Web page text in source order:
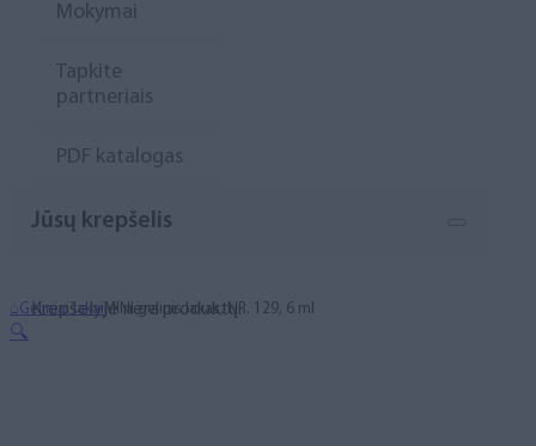
Mokymai
Tapkite
partneriais
PDF katalogas
Jūsų krepšelis
Krepšelyje nėra produktų.
⌂Geliniai lakai MINI gelinis lakas, NR. 129, 6 ml
🔍